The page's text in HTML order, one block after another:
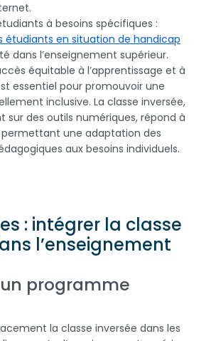
à besoins spécifiques :
étudiants en situation de handicap
dans l’enseignement supérieur.
équitable à l’apprentissage et à
essentiel pour promouvoir une
inclusive. La classe inversée,
sur des outils numériques, répond à
une adaptation des
aux besoins individuels.
: intégrer la classe
l’enseignement
programme
la classe inversée dans les